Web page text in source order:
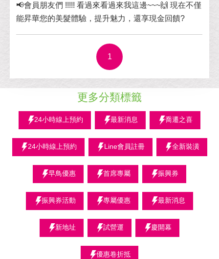
📢會員朋友們 !!!!! 看過來看過來我這邊~~~🙌 現在不僅
能昇華您的美髮體驗，提升魅力，還享現金回饋?
1
更多分類標籤
24小時線上預約 最新消息 喬遷之喜
24小時線上預約 Line會員註冊 全新裝潢
早鳥優惠 首席專屬 振興券
振興券活動 專屬優惠 最新消息
新地址 試營運 慶開幕
優惠卷折抵